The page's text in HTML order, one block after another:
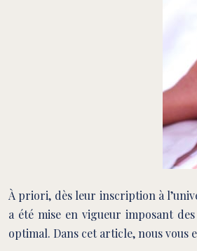
À priori, dès leur inscription à
a été mise en vigueur imposant
optimal. Dans cet article, nous